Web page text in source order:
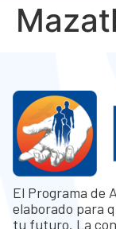
El Programa de
elaborado para
tu futuro. La